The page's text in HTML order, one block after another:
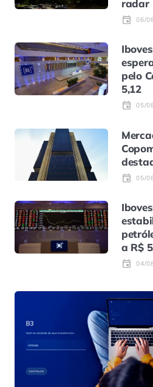
radar
06/
pelo
5,12
05/
05/
a R$
04/